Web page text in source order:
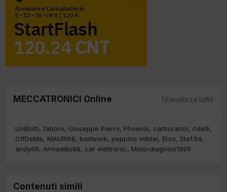
MECCATRONICI Online (Visualizza tutti)
UniBotti fabbro Giuseppe Pierro Phoenix carburatori
rutelli
OffDeMa
MAURI68 badwork peppino mibtel Eros
Stef.64
andy69
Armadillo88 car elettronic Motordiagnosi1999
Contenuti simili